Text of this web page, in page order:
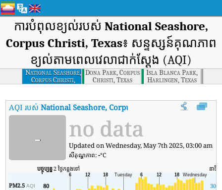
ការបំពុលខ្យល់របស់ National Seashore,
Corpus Christi, Texas៖ សន្ទស្សន៍គុណភាព
ខ្យល់តាមពេលវេលាជាក់ស្តែង (AQI)
National Seashore,
Corpus Christi,
Texas
Dona Park, Corpus
Christi, Texas
Isla Blanca Park,
Harlingen, Texas
AQI របស់National Seashore, Corpus Christi, Texas: សន្ទស្សន៍គុណ
- no data
Updated on Wednesday, May 7th 2025, 03:00 am
សីតុណ្ហភាព:-°C
បច្ចុប្បន្ន2 ថ្ងៃកន្លងទៅ នាទី
PM2.5AQI 80 30